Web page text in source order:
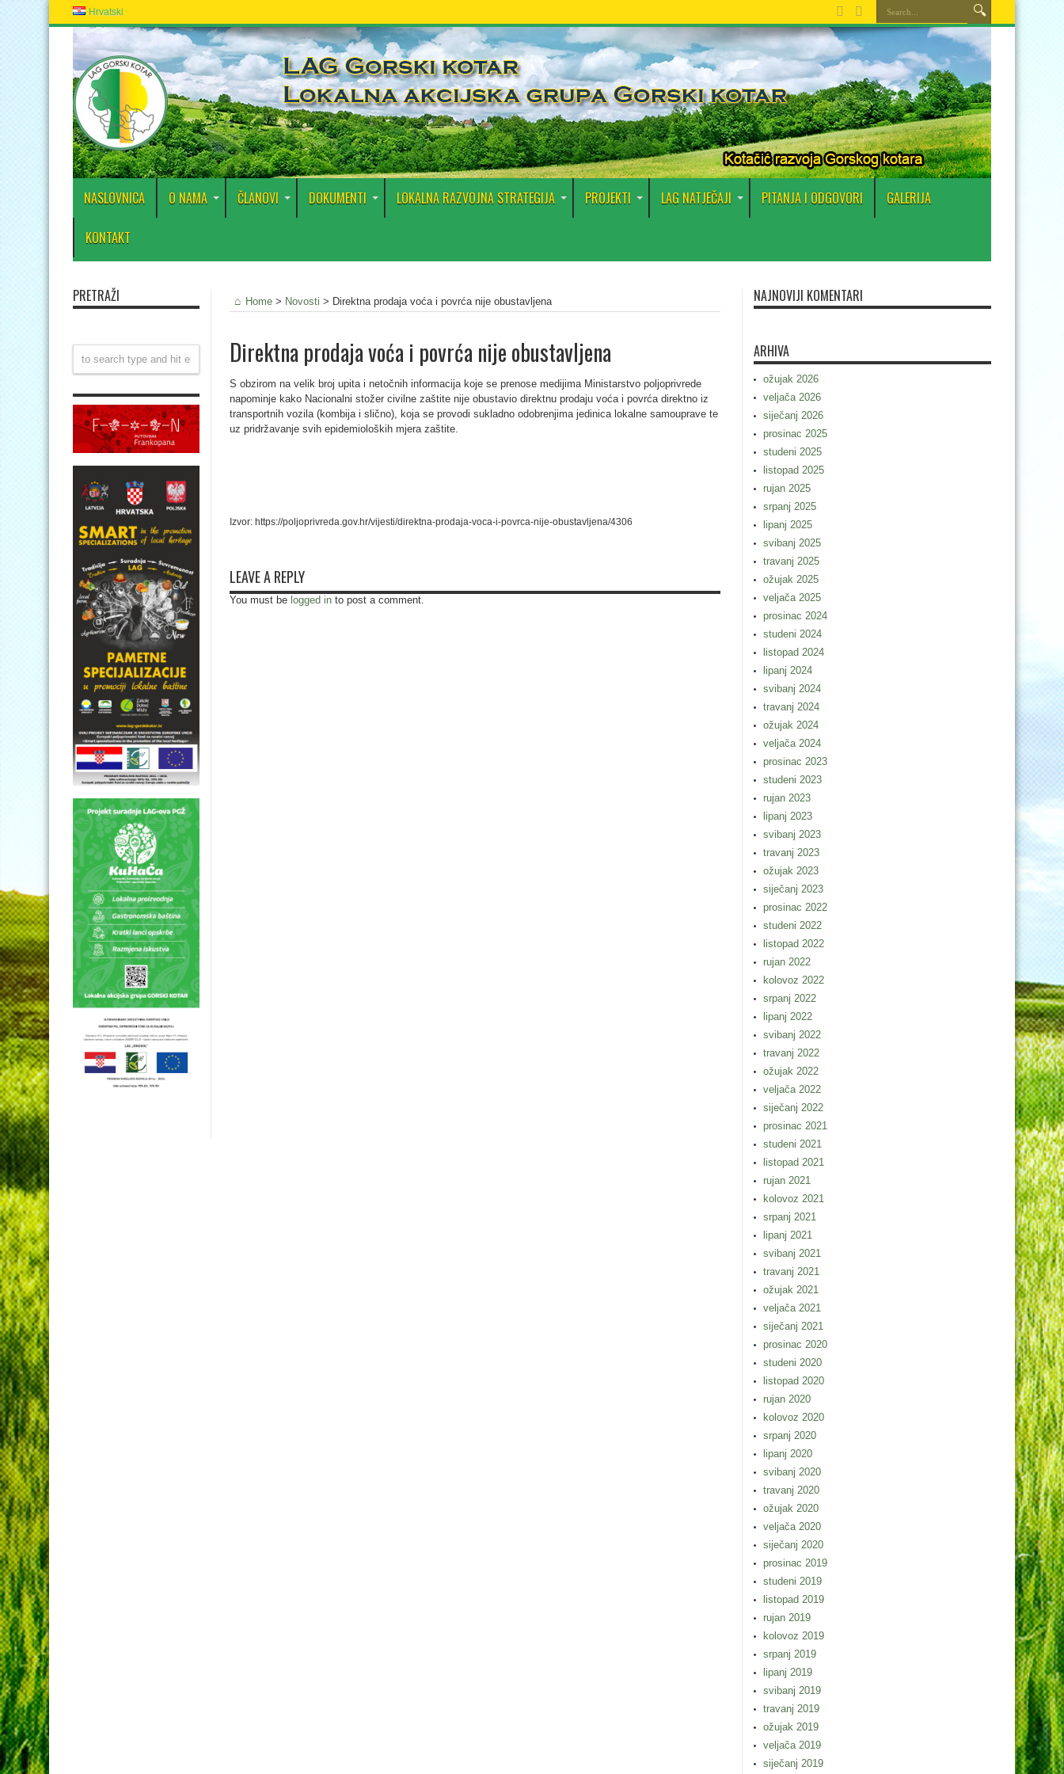
Hrvatski
NASLOVNICA O NAMA ČLANOVI DOKUMENTI LOKALNA RAZVOJNA STRATEGIJA PROJEKTI LAG NATJEČAJI PITANJA I ODGOVORI GALERIJA
KONTAKT
Home > Novosti > Direktna prodaja voća i povrća nije obustavljena
Direktna prodaja voća i povrća nije obustavljena
S obzirom na velik broj upita i netočnih informacija koje se prenose medijima Ministarstvo poljoprivrede
napominje kako Nacionalni stožer civilne zaštite nije obustavio direktnu prodaju voća i povrća direktno iz
transportnih vozila (kombija i slično), koja se provodi sukladno odobrenjima jedinica lokalne samouprave te
uz pridržavanje svih epidemioloških mjera zaštite.
Izvor: https://poljoprivreda.gov.hr/vijesti/direktna-prodaja-voca-i-povrca-nije-obustavljena/4306
LEAVE A REPLY
You must be logged in to post a comment.
PRETRAŽI NAJNOVIJI KOMENTARI
ARHIVA
ožujak 2026
veljača 2026
siječanj 2026
prosinac 2025
studeni 2025
listopad 2025
rujan 2025
srpanj 2025
lipanj 2025
svibanj 2025
travanj 2025
ožujak 2025
veljača 2025
prosinac 2024
studeni 2024
listopad 2024
lipanj 2024
svibanj 2024
travanj 2024
ožujak 2024
veljača 2024
prosinac 2023
studeni 2023
rujan 2023
lipanj 2023
svibanj 2023
travanj 2023
ožujak 2023
siječanj 2023
prosinac 2022
studeni 2022
listopad 2022
rujan 2022
kolovoz 2022
srpanj 2022
lipanj 2022
svibanj 2022
travanj 2022
ožujak 2022
veljača 2022
siječanj 2022
prosinac 2021
studeni 2021
listopad 2021
rujan 2021
kolovoz 2021
srpanj 2021
lipanj 2021
svibanj 2021
travanj 2021
ožujak 2021
veljača 2021
siječanj 2021
prosinac 2020
studeni 2020
listopad 2020
rujan 2020
kolovoz 2020
srpanj 2020
lipanj 2020
svibanj 2020
travanj 2020
ožujak 2020
veljača 2020
siječanj 2020
prosinac 2019
studeni 2019
listopad 2019
rujan 2019
kolovoz 2019
srpanj 2019
lipanj 2019
svibanj 2019
travanj 2019
ožujak 2019
veljača 2019
siječanj 2019